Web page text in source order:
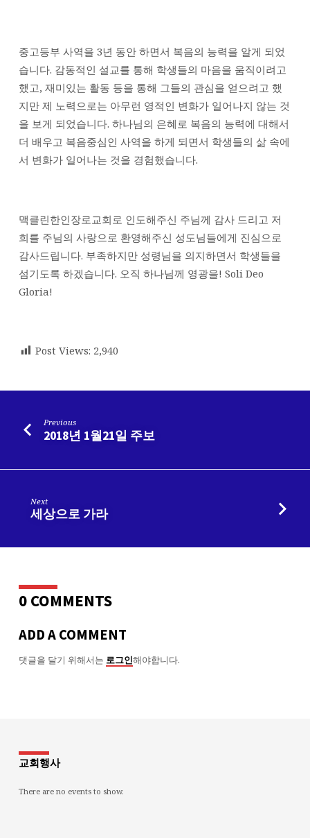
중고등부 사역을 3년 동안 하면서 복음의 능력을 알게 되었
습니다. 감동적인 설교를 통해 학생들의 마음을 움직이려고
했고, 재미있는 활동 등을 통해 그들의 관심을 얻으려고 했
지만 제 노력으로는 아무런 영적인 변화가 일어나지 않는 것
을 보게 되었습니다. 하나님의 은혜로 복음의 능력에 대해서
더 배우고 복음중심인 사역을 하게 되면서 학생들의 삶 속에
서 변화가 일어나는 것을 경험했습니다.
맥클린한인장로교회로 인도해주신 주님께 감사 드리고 저
희를 주님의 사랑으로 환영해주신 성도님들에게 진심으로
감사드립니다. 부족하지만 성령님을 의지하면서 학생들을
섬기도록 하겠습니다. 오직 하나님께 영광을! Soli Deo
Gloria!
Post Views: 2,940
Previous
2018년 1월21일 주보
Next
세상으로 가라
0 COMMENTS
ADD A COMMENT
댓글을 달기 위해서는 로그인해야합니다.
교회행사
There are no events to show.